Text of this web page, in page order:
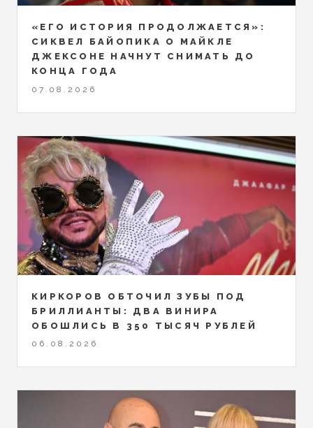
«ЕГО ИСТОРИЯ ПРОДОЛЖАЕТСЯ»:
СИКВЕЛ БАЙОПИКА О МАЙКЛЕ
ДЖЕКСОНЕ НАЧНУТ СНИМАТЬ ДО
КОНЦА ГОДА
07.08.2026
КИРКОРОВ ОБТОЧИЛ ЗУБЫ ПОД
БРИЛЛИАНТЫ: ДВА ВИНИРА
ОБОШЛИСЬ В 350 ТЫСЯЧ РУБЛЕЙ
06.08.2026